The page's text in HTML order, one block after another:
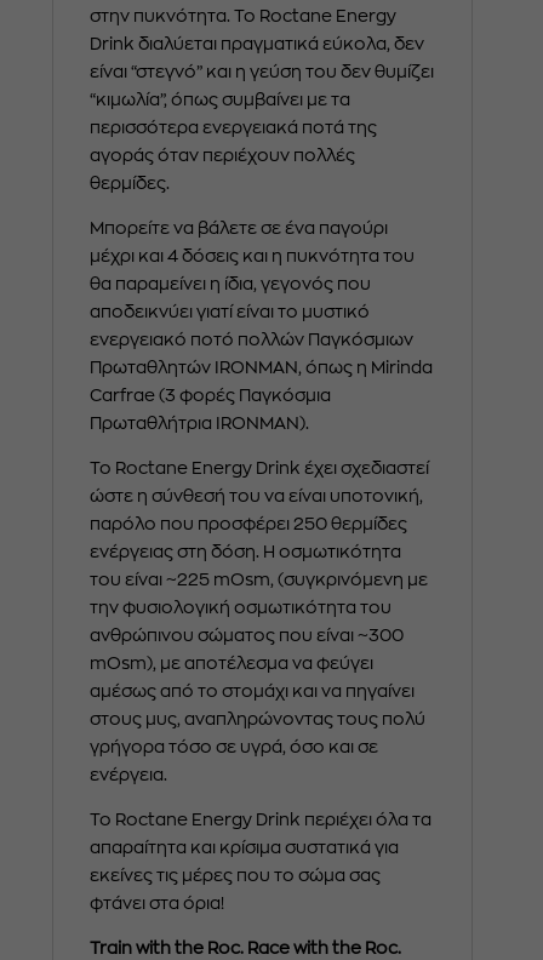
στην πυκνότητα. Το Roctane Energy
Drink διαλύεται πραγματικά εύκολα, δεν
είναι “στεγνό” και η γεύση του δεν θυμίζει
“κιμωλία”, όπως συμβαίνει με τα
περισσότερα ενεργειακά ποτά της
αγοράς όταν περιέχουν πολλές
θερμίδες.
Μπορείτε να βάλετε σε ένα παγούρι
μέχρι και 4 δόσεις και η πυκνότητα του
θα παραμείνει η ίδια, γεγονός που
αποδεικνύει γιατί είναι το μυστικό
ενεργειακό ποτό πολλών Παγκόσμιων
Πρωταθλητών IRONMAN, όπως η Mirinda
Carfrae (3 φορές Παγκόσμια
Πρωταθλήτρια IRONMAN).
To Roctane Energy Drink έχει σχεδιαστεί
ώστε η σύνθεσή του να είναι υποτονική,
παρόλο που προσφέρει 250 θερμίδες
ενέργειας στη δόση. Η οσμωτικότητα
του είναι ~225 mOsm, (συγκρινόμενη με
την φυσιολογική οσμωτικότητα του
ανθρώπινου σώματος που είναι ~300
mOsm), με αποτέλεσμα να φεύγει
αμέσως από το στομάχι και να πηγαίνει
στους μυς, αναπληρώνοντας τους πολύ
γρήγορα τόσο σε υγρά, όσο και σε
ενέργεια.
Το Roctane Energy Drink περιέχει όλα τα
απαραίτητα και κρίσιμα συστατικά για
εκείνες τις μέρες που το σώμα σας
φτάνει στα όρια!
Train with the Roc. Race with the Roc.